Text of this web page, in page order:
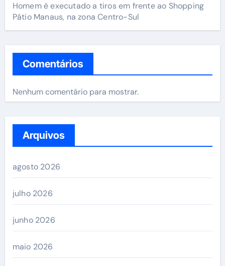
Homem é executado a tiros em frente ao Shopping
Pátio Manaus, na zona Centro-Sul
Comentários
Nenhum comentário para mostrar.
Arquivos
agosto 2026
julho 2026
junho 2026
maio 2026